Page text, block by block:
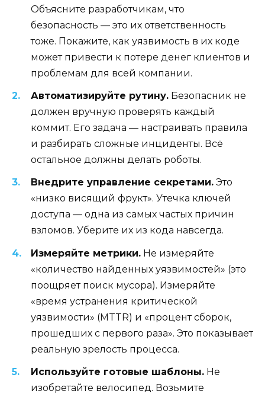
Объясните разработчикам, что
безопасность — это их ответственность
тоже. Покажите, как уязвимость в их коде
может привести к потере денег клиентов и
проблемам для всей компании.
Автоматизируйте рутину. Безопасник не
должен вручную проверять каждый
коммит. Его задача — настраивать правила
и разбирать сложные инциденты. Всё
остальное должны делать роботы.
Внедрите управление секретами. Это
«низко висящий фрукт». Утечка ключей
доступа — одна из самых частых причин
взломов. Уберите их из кода навсегда.
Измеряйте метрики. Не измеряйте
«количество найденных уязвимостей» (это
поощряет поиск мусора). Измеряйте
«время устранения критической
уязвимости» (MTTR) и «процент сборок,
прошедших с первого раза». Это показывает
реальную зрелость процесса.
Используйте готовые шаблоны. Не
изобретайте велосипед. Возьмите